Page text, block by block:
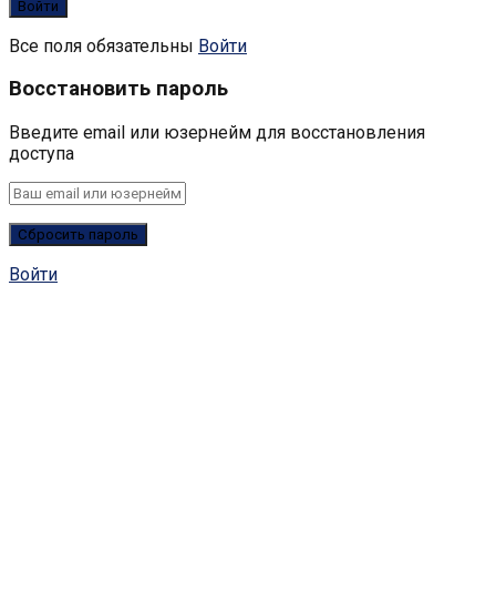
Все поля обязательны Войти
Восстановить пароль
Введите email или юзернейм для восстановления
доступа
Войти